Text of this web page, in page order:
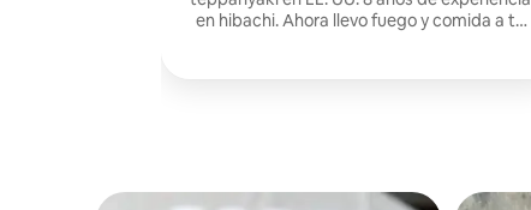
en hibachi. Ahora llevo fuego y comida a tu